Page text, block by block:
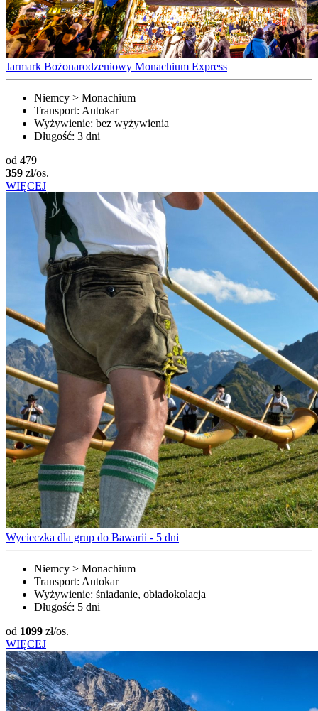
Jarmark Bożonarodzeniowy Monachium Express
Niemcy > Monachium
Transport: Autokar
Wyżywienie: bez wyżywienia
Długość: 3 dni
od 479
359 zł/os.
WIĘCEJ
Wycieczka dla grup do Bawarii - 5 dni
Niemcy > Monachium
Transport: Autokar
Wyżywienie: śniadanie, obiadokolacja
Długość: 5 dni
od 1099 zł/os.
WIĘCEJ